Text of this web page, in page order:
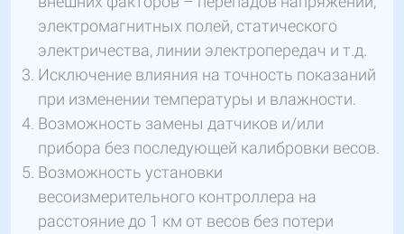
электромагнитных полей, статического
электричества, линии электропередач и т.д.
Исключение влияния на точность показаний
при изменении температуры и влажности.
Возможность замены датчиков и/или
прибора без последующей калибровки весов.
Возможность установки
весоизмерительного контроллера на
расстояние до 1 км от весов без потери